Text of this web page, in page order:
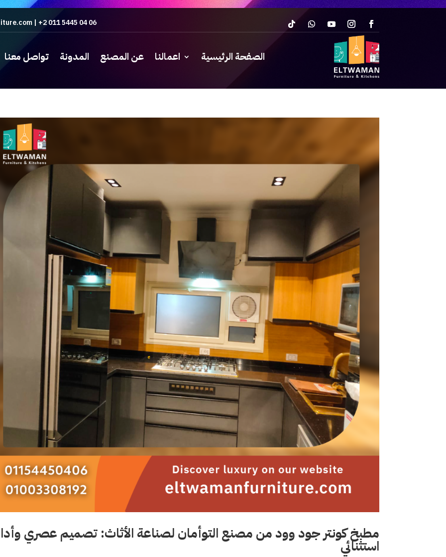
| +2 011 5445 04 06
الصفحة الرئيسية اعمالنا عن المصنع المدونة تواصل معنا
مطبخ كونتر جود وود من مصنع التوأمان لصناعة الأثاث: تصميم عصري
استثنائي